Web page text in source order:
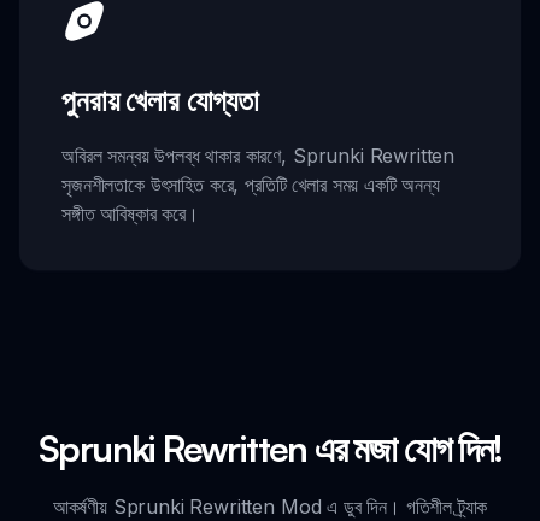
পুনরায় খেলার যোগ্যতা
অবিরল সমন্বয় উপলব্ধ থাকার কারণে, Sprunki Rewritten
সৃজনশীলতাকে উৎসাহিত করে, প্রতিটি খেলার সময় একটি অনন্য
সঙ্গীত আবিষ্কার করে।
Sprunki Rewritten এর মজা যোগ দিন!
আকর্ষণীয় Sprunki Rewritten Mod এ ডুব দিন। গতিশীল ট্র্যাক